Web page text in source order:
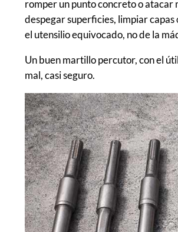
romper un punto concreto o
despegar superficies, limpiar
el utensilio equivocado, no de la
Un buen martillo percutor, con el
mal, casi seguro.